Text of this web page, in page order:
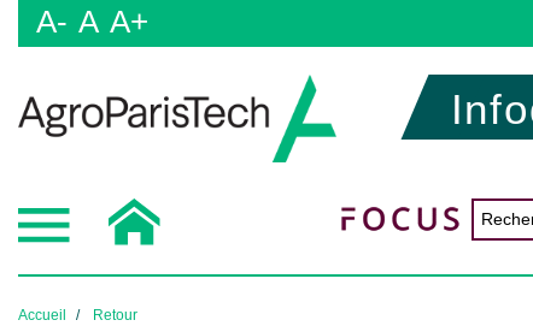
A- A A+
Accueil Retour